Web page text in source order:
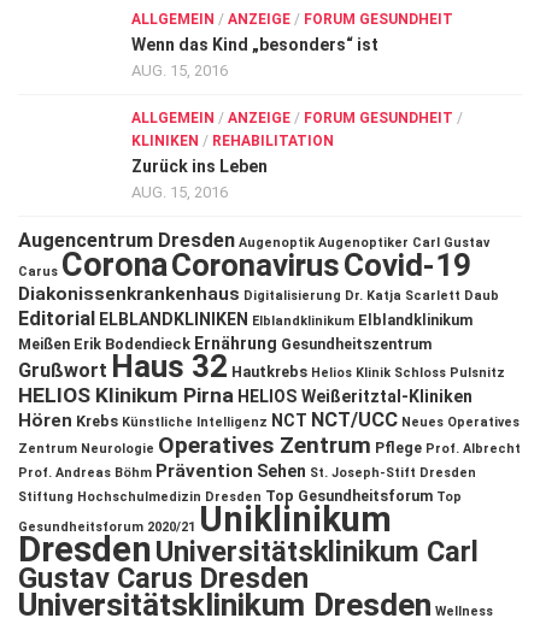
ALLGEMEIN / ANZEIGE / FORUM GESUNDHEIT
Wenn das Kind „besonders“ ist
AUG. 15, 2016
ALLGEMEIN / ANZEIGE / FORUM GESUNDHEIT /
KLINIKEN / REHABILITATION
Zurück ins Leben
AUG. 15, 2016
Augencentrum Dresden Augenoptik Augenoptiker Carl Gustav
Carus CoronaCoronavirusCovid-19
Diakonissenkrankenhaus Digitalisierung Dr. Katja Scarlett Daub
Editorial ELBLANDKLINIKEN Elblandklinikum Elblandklinikum
Meißen Erik Bodendieck Ernährung Gesundheitszentrum
Grußwort Haus 32 Hautkrebs Helios Klinik Schloss Pulsnitz
HELIOS Klinikum Pirna HELIOS Weißeritztal-Kliniken
Hören Krebs Künstliche Intelligenz NCT NCT/UCC Neues Operatives
Zentrum Neurologie Operatives Zentrum Pflege Prof. Albrecht
Prof. Andreas Böhm Prävention Sehen St. Joseph-Stift Dresden
Stiftung Hochschulmedizin Dresden Top Gesundheitsforum Top
Gesundheitsforum 2020/21 Uniklinikum
DresdenUniversitätsklinikum Carl
Gustav Carus Dresden
Universitätsklinikum Dresden Wellness